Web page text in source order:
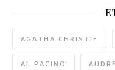
AGATHA CHRISTIE
AL PACINO